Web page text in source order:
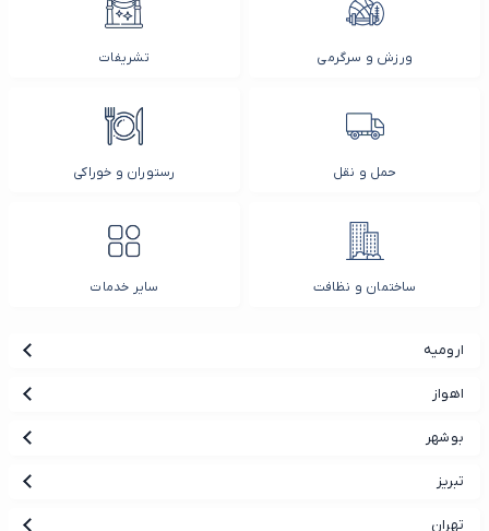
ورزش و سرگرمی تشریفات
حمل و نقل رستوران و خوراکی
ساختمان و نظافت سایر خدمات
ارومیه
اهواز
بوشهر
تبریز
تهران